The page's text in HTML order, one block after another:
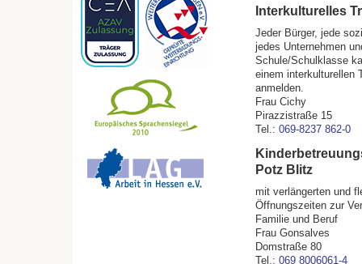
Interkulturelles
Jeder Bürger, jede
jedes Unternehmen
Schule/Schulklasse
einem interkulturellen
anmelden.
Frau Cichy
Pirazzistraße 15
Tel.: 069-8237 862-0
Potz Blitz
mit verlängerten und
Öffnungszeiten zur
Familie und Beruf
Frau Gonsalves
Domstraße 80
Tel.: 069 8006061-4